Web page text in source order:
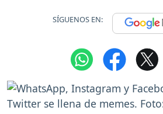
SÍGUENOS EN: